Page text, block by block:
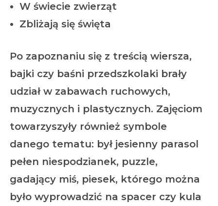
W świecie zwierząt
Zbliżają się święta
Po zapoznaniu się z treścią wiersza,
bajki czy baśni przedszkolaki brały
udział w zabawach ruchowych,
muzycznych i plastycznych. Zajęciom
towarzyszyły również symbole
danego tematu: był jesienny parasol
pełen niespodzianek, puzzle,
gadający miś, piesek, którego można
było wyprowadzić na spacer czy kula